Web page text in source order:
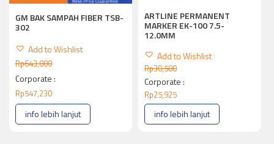
GM BAK SAMPAH FIBER TSB-
302
Add to Wishlist
Rp643,800
Corporate :
Rp547,230
info lebih lanjut
ARTLINE PERMANENT
MARKER EK-100 7.5-
12.0MM
Add to Wishlist
Rp30,500
Corporate :
Rp25,925
info lebih lanjut